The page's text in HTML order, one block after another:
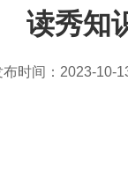
读秀知
时间：2023-10-